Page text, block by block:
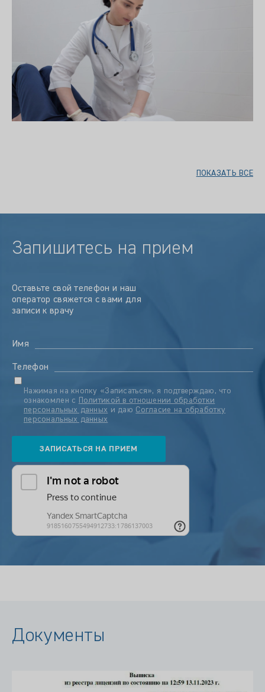
ПОКАЗАТЬ ВСЕ
Запишитесь на прием
Оставьте свой телефон и наш
оператор свяжется с вами для
записи к врачу
Имя
Телефон
Нажимая на кнопку «Записаться», я подтверждаю, что
ознакомлен с Политикой в отношении обработки
персональных данных и даю Согласие на обработку
персональных данных
Документы